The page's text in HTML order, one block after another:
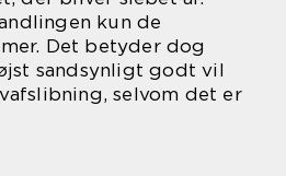
kun de
Det betyder dog
sandsynligt godt vil
selvom det er